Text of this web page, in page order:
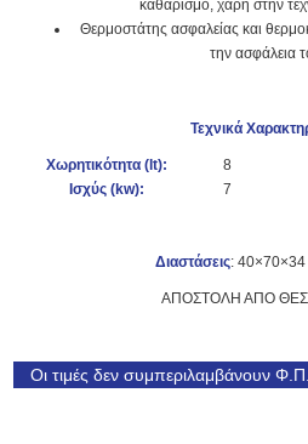
καθαρισμό, χάρη στην
Θερμοστάτης ασφαλείας και
την ασφάλεια
Τεχνικά
Χωρητικότητα (lt):
8
Ισχύς (kw): 7
Διαστάσεις:
ΑΠΟΣΤΟΛΗ ΑΠΟ
Οι τιμές δεν συμπεριλαμβάνουν